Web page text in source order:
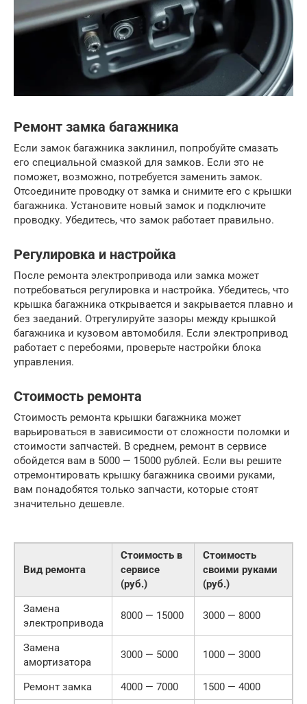
Ремонт замка багажника
Если замок багажника заклинил, попробуйте смазать
его специальной смазкой для замков. Если это не
поможет, возможно, потребуется заменить замок.
Отсоедините проводку от замка и снимите его с крышки
багажника. Установите новый замок и подключите
проводку. Убедитесь, что замок работает правильно.
Регулировка и настройка
После ремонта электропривода или замка может
потребоваться регулировка и настройка. Убедитесь, что
крышка багажника открывается и закрывается плавно и
без заеданий. Отрегулируйте зазоры между крышкой
багажника и кузовом автомобиля. Если электропривод
работает с перебоями, проверьте настройки блока
управления.
Стоимость ремонта
Стоимость ремонта крышки багажника может
варьироваться в зависимости от сложности поломки и
стоимости запчастей. В среднем, ремонт в сервисе
обойдется вам в 5000 — 15000 рублей. Если вы решите
отремонтировать крышку багажника своими руками,
вам понадобятся только запчасти, которые стоят
значительно дешевле.
Вид ремонта
Стоимость в
сервисе
(руб.)
Стоимость
своими руками
(руб.)
Замена
электропривода
8000 — 15000 3000 — 8000
Замена
амортизатора
3000 — 5000 1000 — 3000
Ремонт замка 4000 — 7000 1500 — 4000